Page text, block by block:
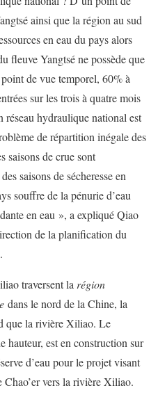
ainsi que la région au sud
en eau du pays alors
fleuve Yangtsé ne possède que
de vue temporel, 60% à
sur les trois à quatre mois
hydraulique national est
de répartition inégale des
saisons de crue sont
saisons de sécheresse en
souffre de la pénurie d’eau
en eau », a expliqué Qiao
de la planification du
traversent la région
dans le nord de la Chine, la
que la rivière Xiliao. Le
hauteur, est en construction sur
d’eau pour le projet visant
Chao’er vers la rivière Xiliao.